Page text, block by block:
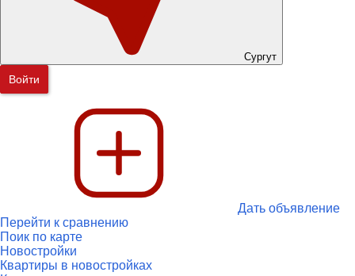
Сургут
Войти
Дать объявление
Перейти к сравнению
Поик по карте
Новостройки
Квартиры в новостройках